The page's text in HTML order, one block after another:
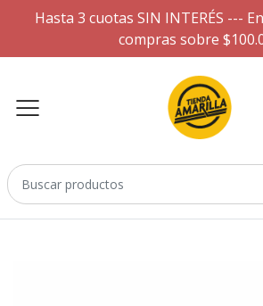
Hasta 3 cuotas SIN INTERÉS ---
compras sobre